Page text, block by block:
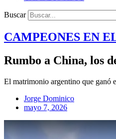
Buscar
CAMPEONES EN
Rumbo a China, los
El matrimonio argentino que ganó
Jorge Dominico
mayo 7, 2026